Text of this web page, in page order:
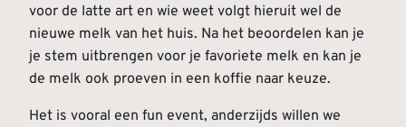
voor de latte art en wie weet volgt hieruit wel de
nieuwe melk van het huis. Na het beoordelen kan je
je stem uitbrengen voor je favoriete melk en kan je
de melk ook proeven in een koffie naar keuze.
Het is vooral een fun event, anderzijds willen we